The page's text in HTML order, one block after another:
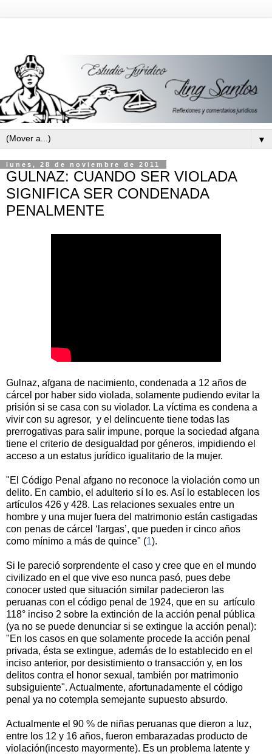
▼
lunes, 28 de noviembre de 2011
GULNAZ: CUANDO SER VIOLADA
SIGNIFICA SER CONDENADA
PENALMENTE
Gulnaz, afgana de nacimiento, condenada a 12 años de
cárcel por haber sido violada, solamente pudiendo evitar la
prisión si se casa con su violador. La víctima es condena a
vivir con su agresor, y el delincuente tiene todas las
prerrogativas para salir impune, porque la sociedad afgana
tiene el criterio de desigualdad por géneros, impidiendo el
acceso a un estatus jurídico igualitario de la mujer.
"El Código Penal afgano no reconoce la violación como un
delito. En cambio, el adulterio sí lo es. Así lo establecen los
artículos 426 y 428. Las relaciones sexuales entre un
hombre y una mujer fuera del matrimonio están castigadas
con penas de cárcel ‘largas’, que pueden ir cinco años
como mínimo a más de quince" (1).
Si le pareció sorprendente el caso y cree que en el mundo
civilizado en el que vive eso nunca pasó, pues debe
conocer usted que situación similar padecieron las
peruanas con el código penal de 1924, que en su artículo
118° inciso 2 sobre la extinción de la acción penal pública
(ya no se puede denunciar si se extingue la acción penal):
"En los casos en que solamente procede la acción penal
privada, ésta se extingue, además de lo establecido en el
inciso anterior, por desistimiento o transacción y, en los
delitos contra el honor sexual, también por matrimonio
subsiguiente". Actualmente, afortunadamente el código
penal ya no cotempla semejante supuesto absurdo.
Actualmente el 90 % de niñas peruanas que dieron a luz,
entre los 12 y 16 años, fueron embarazadas producto de
violación(incesto mayormente). Es un problema latente y